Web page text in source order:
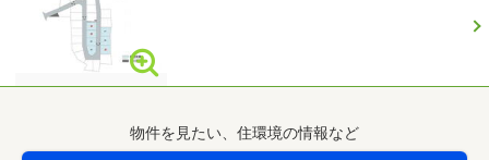
物件を見たい、住環境の情報など